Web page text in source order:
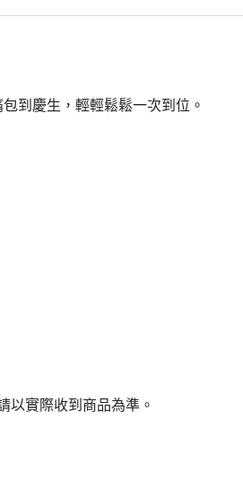
到慶生，輕輕鬆鬆一次到位。
以實際收到商品為準。